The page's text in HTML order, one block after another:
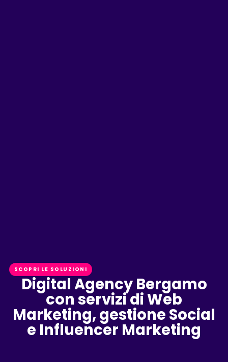
SCOPRI LE SOLUZIONI
Digital Agency Bergamo
con servizi di Web
Marketing, gestione Social
e Influencer Marketing